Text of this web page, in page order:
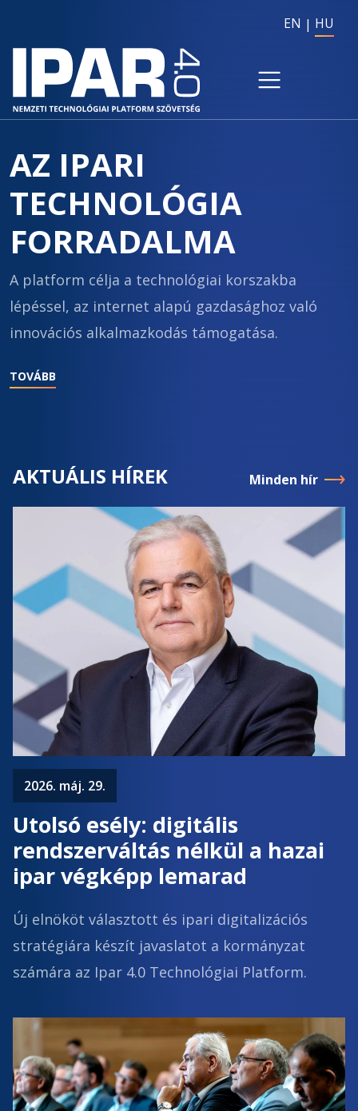
EN HU
AZ IPARI
TECHNOLÓGIA
FORRADALMA
A platform célja a technológiai korszakba
lépéssel, az internet alapú gazdasághoz való
innovációs alkalmazkodás támogatása.
TOVÁBB
AKTUÁLIS HÍREK Minden hír
2026. máj. 29.
Utolsó esély: digitális
rendszerváltás nélkül a hazai
ipar végképp lemarad
Új elnököt választott és ipari digitalizációs
stratégiára készít javaslatot a kormányzat
számára az Ipar 4.0 Technológiai Platform.